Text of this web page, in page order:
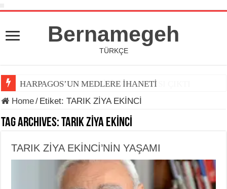
Bernamegeh
TÜRKÇE
HARPAGOS’UN MEDLERE İHANETİ
Home/ Etiket:TARIK ZİYA EKİNCİ
Tag Archives:TARIK ZİYA EKİNCİ
TARIK ZİYA EKİNCİ’NİN YAŞAMI